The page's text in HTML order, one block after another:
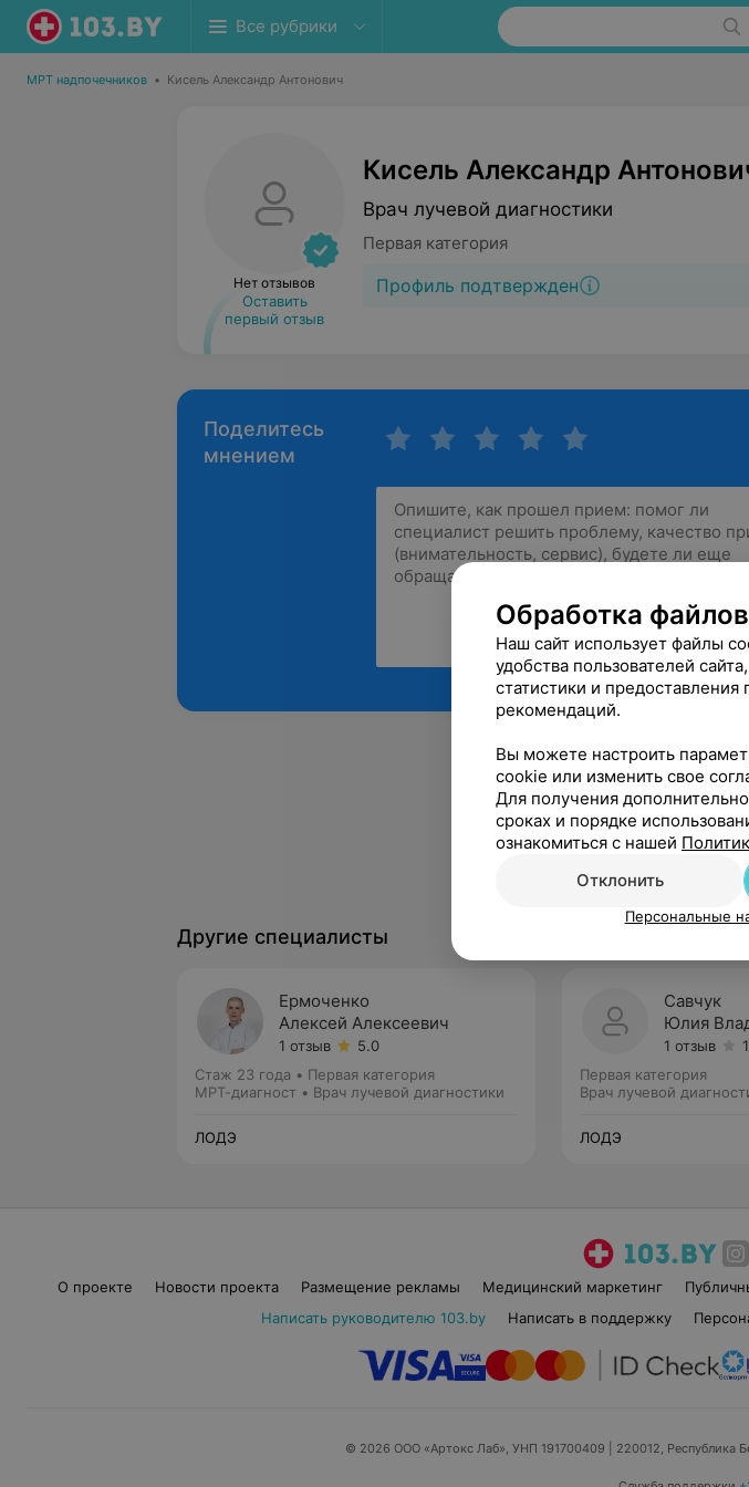
Все рубрики
МРТ надпочечников • Кисель Александр Антонович
Нет отзывов
Оставить
первый отзыв
Кисель Александр
Врач лучевой диагностики
Первая категория
Профиль подтвержден
Поделитесь
мнением
Другие специалисты
Ермоченко
Алексей Алексеевич
1 отзыв
5.0
Стаж 23 года • Первая категория
МРТ-диагност • Врач лучевой диагностики
ЛОДЭ
Савчук
Юлия
1 отзыв
Первая категория
Врач лучевой
ЛОДЭ
О проекте Новости проекта Размещение рекламы Медицинский маркетинг
Написать руководителю 103.by
Написать в поддержку
© 2026 ООО «Артокс Лаб», УНП 191700409 | 220012, Республика
Обработка
Наш сайт использует файлы
удобства пользователей
статистики и
рекомендаций.
Вы можете настроить
cookie или изменить свое
Для получения
сроках и порядке
ознакомиться с нашей
Отклонить
Персональные